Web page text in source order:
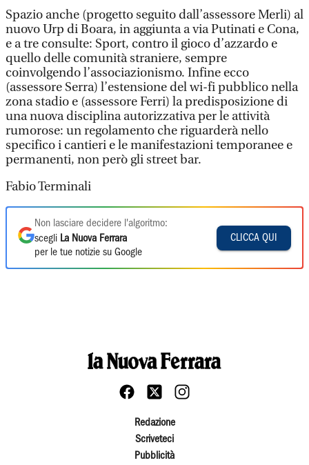
Spazio anche (progetto seguito dall’assessore Merli) al
nuovo Urp di Boara, in aggiunta a via Putinati e Cona,
e a tre consulte: Sport, contro il gioco d’azzardo e
quello delle comunità straniere, sempre
coinvolgendo l’associazionismo. Infine ecco
(assessore Serra) l’estensione del wi-fi pubblico nella
zona stadio e (assessore Ferri) la predisposizione di
una nuova disciplina autorizzativa per le attività
rumorose: un regolamento che riguarderà nello
specifico i cantieri e le manifestazioni temporanee e
permanenti, non però gli street bar.
Fabio Terminali
Non lasciare decidere l'algoritmo:
scegli La Nuova Ferrara
per le tue notizie su Google
CLICCA QUI
Redazione
Scriveteci
Pubblicità